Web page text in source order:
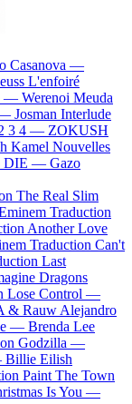
Casanova —
L'enfoiré
— Werenoi Meuda
— Josman Interlude
3 4 — ZOKUSH
Kamel Nouvelles
DIE — Gazo
The Real Slim
Traduction
Another Love
Traduction Can't
Last
Dragons
Lose Control —
& Rauw Alejandro
— Brenda Lee
Godzilla —
Billie Eilish
Paint The Town
Is You —